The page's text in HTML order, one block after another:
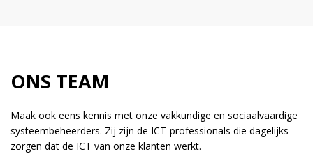
ONS TEAM
Maak ook eens kennis met onze vakkundige en sociaalvaardige
systeembeheerders. Zij zijn de ICT-professionals die dagelijks
zorgen dat de ICT van onze klanten werkt.